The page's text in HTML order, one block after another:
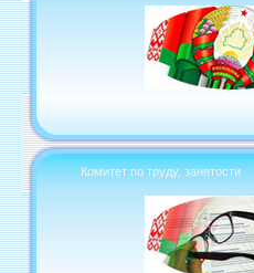
Комитет по труду, занятости